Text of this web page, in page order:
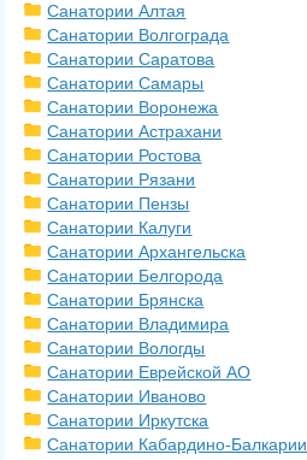
Санатории Алтая
Санатории Волгограда
Санатории Саратова
Санатории Самары
Санатории Воронежа
Санатории Астрахани
Санатории Ростова
Санатории Рязани
Санатории Пензы
Санатории Калуги
Санатории Архангельска
Санатории Белгорода
Санатории Брянска
Санатории Владимира
Санатории Вологды
Санатории Еврейской АО
Санатории Иваново
Санатории Иркутска
Санатории Кабардино-Балкарии